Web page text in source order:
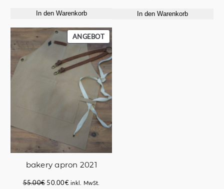
war:
ist:
In den Warenkorb In den Warenkorb
ANGEBOTPRODUKT
IM
ANGEBOT
bakery apron 2021
55.00€ Ursprünglicher
50.00€Aktueller
inkl. MwSt.